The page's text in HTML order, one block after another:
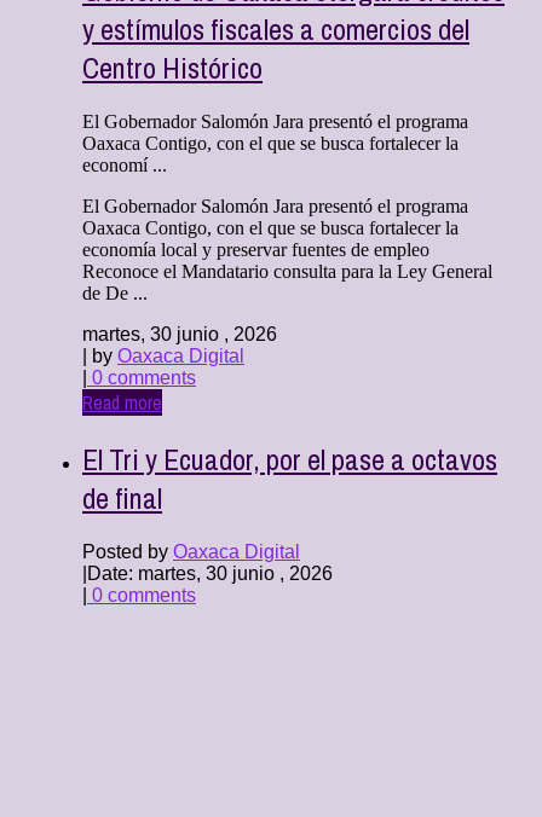
y estímulos fiscales a comercios del
Centro Histórico
El Gobernador Salomón Jara presentó el programa
Oaxaca Contigo, con el que se busca fortalecer la
economí ...
El Gobernador Salomón Jara presentó el programa
Oaxaca Contigo, con el que se busca fortalecer la
economía local y preservar fuentes de empleo
Reconoce el Mandatario consulta para la Ley General
de De ...
martes, 30 junio , 2026
| by Oaxaca Digital
0 comments
Read more
El Tri y Ecuador, por el pase a octavos
de final
Posted by Oaxaca Digital
Date: martes, 30 junio , 2026
0 comments